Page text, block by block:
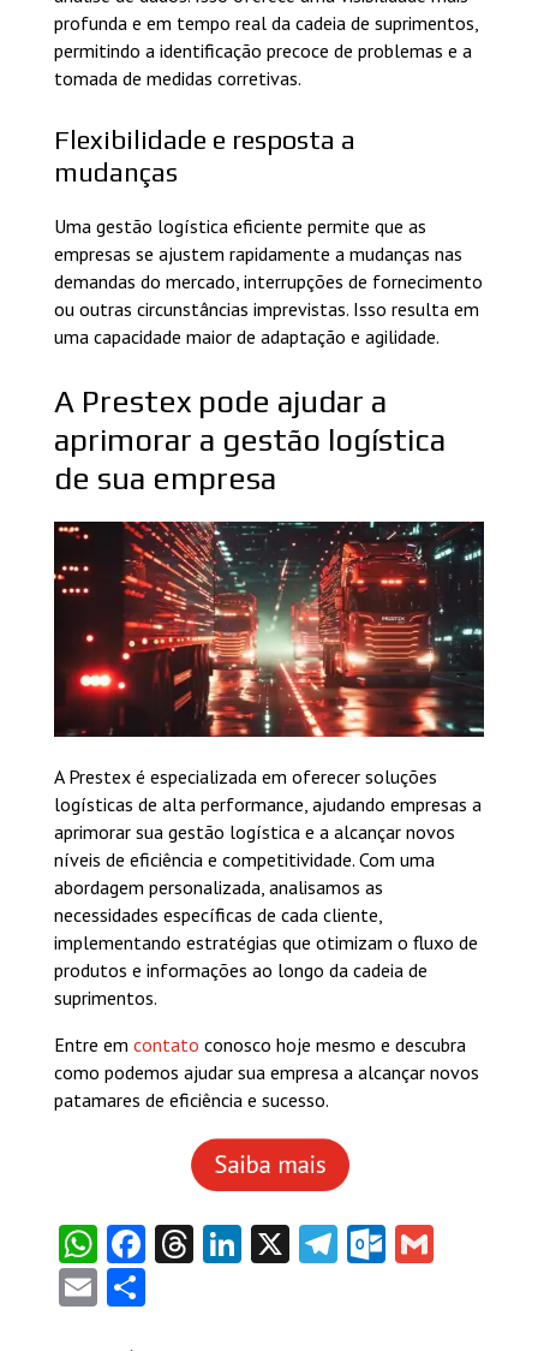
profunda e em tempo real da cadeia de suprimentos,
permitindo a identificação precoce de problemas e a
tomada de medidas corretivas.
Flexibilidade e resposta a
mudanças
Uma gestão logística eficiente permite que as
empresas se ajustem rapidamente a mudanças nas
demandas do mercado, interrupções de fornecimento
ou outras circunstâncias imprevistas. Isso resulta em
uma capacidade maior de adaptação e agilidade.
A Prestex pode ajudar a
aprimorar a gestão logística
de sua empresa
A Prestex é especializada em oferecer soluções
logísticas de alta performance, ajudando empresas a
aprimorar sua gestão logística e a alcançar novos
níveis de eficiência e competitividade. Com uma
abordagem personalizada, analisamos as
necessidades específicas de cada cliente,
implementando estratégias que otimizam o fluxo de
produtos e informações ao longo da cadeia de
suprimentos.
Entre em contato conosco hoje mesmo e descubra
como podemos ajudar sua empresa a alcançar novos
patamares de eficiência e sucesso.
WhatsApp
Facebook
Threads
LinkedIn
X TelegramGmail
EmailShare